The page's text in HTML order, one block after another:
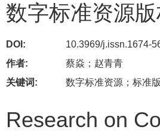
数字标准资源
DOI:
10.3969/j.issn.1674-
作者:
蔡焱；赵青青
关键词:
数字标准资源；标准
Research on